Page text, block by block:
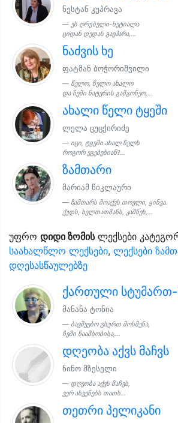
ნესტან კუპრავა
ეს ღრუბელი-ხეტიალა
ციდან დედას გაეპარა,...
ნაძვის ხე
ფატმან ბოჭორიშვილი
წელო, წელო ახალო
და ჩემი ნატვრის გამგონეო,...
ახალი წელი ტყეში
ლელა ცუცქირიძე
იცი, ტყეში ახალ წელს
როგორ ეგებებიან?...
ზამთარი
მარიამ წიკლაური
ზამთარს მოაქვს თოვლი, ყინვა.
ქუდს, ხელთათმანს, კაშნეს,...
უფრო დიდი ზომისლექსები
საახალწლო ლექსები, ლექსები
დღესასწაულებზე
ქართული სტუმართ-
მანანა ტონია
ბავშვებო გსურთ მოსმენა,
ჩემი ნაამბობისა,...
დღეობა აქვს მაჩვს
ნინო მზესელი
დღეობა აქვს მაჩვს,
ვერ ასვენებს თათს...
თეთრი პელიკანი